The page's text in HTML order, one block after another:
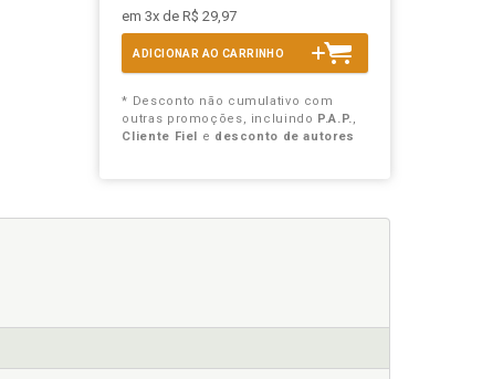
em 3x de R$ 29,97
ADICIONAR AO CARRINHO
* Desconto não cumulativo com
outras promoções, incluindo P.A.P.,
Cliente Fiel e desconto de autores